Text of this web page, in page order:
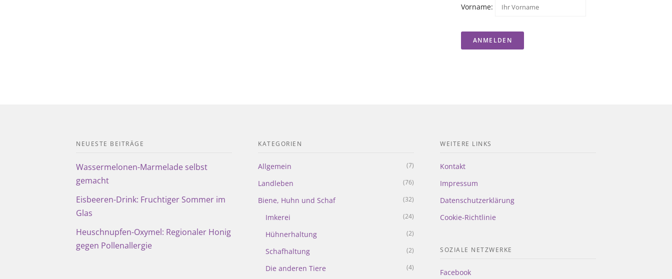
Vorname:
NEUESTE BEITRÄGE
Wassermelonen-Marmelade selbst
gemacht
Eisbeeren-Drink: Fruchtiger Sommer im
Glas
Heuschnupfen-Oxymel: Regionaler Honig
gegen Pollenallergie
KATEGORIEN
Allgemein (7)
Landleben (76)
Biene, Huhn und Schaf (32)
Imkerei (24)
Hühnerhaltung (2)
Schafhaltung (2)
Die anderen Tiere (4)
WEITERE LINKS
Kontakt
Impressum
Datenschutzerklärung
Cookie-Richtlinie
SOZIALE NETZWERKE
Facebook